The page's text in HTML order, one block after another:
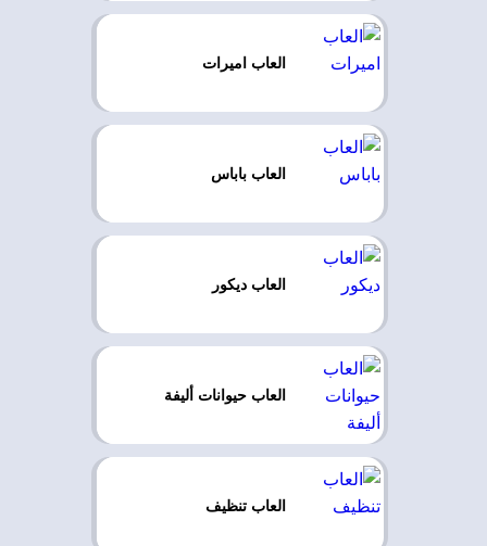
العاب اميرات
العاب باباس
العاب ديكور
العاب حيوانات أليفة
العاب تنظيف